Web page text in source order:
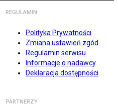
REGULAMIN
Polityka Prywatności
Zmiana ustawień zgód
Regulamin serwisu
Informacje o nadawcy
Deklaracja dostępności
PARTNERZY